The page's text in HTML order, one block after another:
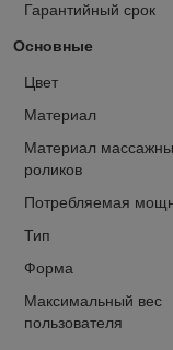
Гарантийный срок
Основные
Цвет
Материал
Материал
роликов
Потребляемая
Тип
Форма
Максимальный вес
пользователя